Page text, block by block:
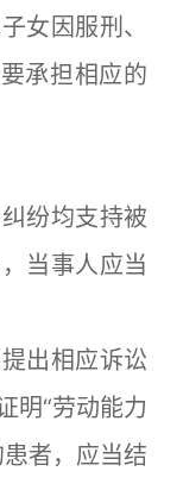
女因服刑、
承担相应的
纷均支持被
当事人应当
出相应诉讼
明“劳动能力
者，应当结